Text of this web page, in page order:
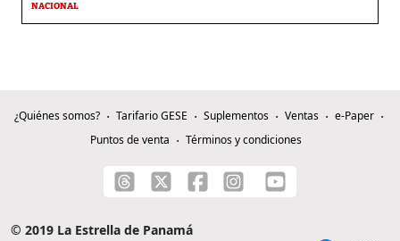
NACIONAL
¿Quiénes somos? Tarifario GESE Suplementos Ventas
e-Paper
Puntos de venta
Términos y condiciones
© 2019 La Estrella de Panamá